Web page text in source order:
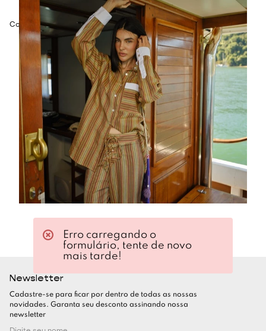
Composição: 100% Algodão.
Newsletter
Cadastre-se para ficar por dentro de todas as nossas
novidades. Garanta seu desconto assinando nossa
newsletter
Erro carregando o
formulário, tente de novo
mais tarde!